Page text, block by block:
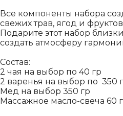
Все компоненты набора
свежих трав, ягод и
Подарите этот набор
создать атмосферу
Состав:
2 чая на выбор по 40 гр
2 варенья на выбор по 350
Мед на выбор 350 гр
Массажное масло-свеча 60